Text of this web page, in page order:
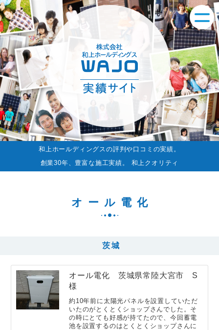
和上ホールディングスの評判や口コミの実績。
創業30年、豊富な施工実績。 和上クオリティ
オール電化
茨城
オール電化 茨城県常陸大宮市 S
様
約10年前に太陽光パネルを設置していただ
いたのがとくとくショップさんでした。そ
の時にとても好感が持てたので、今回蓄電
池を設置するのはとくとくショップさんに